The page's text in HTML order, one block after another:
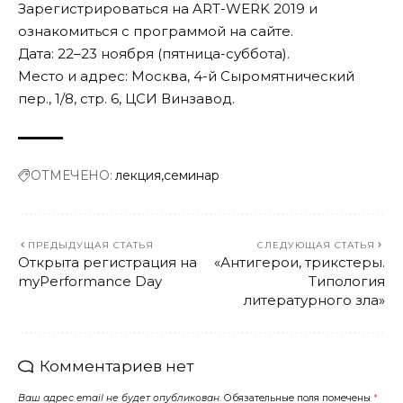
Зарегистрироваться на ART-WERK 2019 и
ознакомиться с программой на сайте.
Дата: 22–23 ноября (пятница-суббота).
Место и адрес: Москва, 4-й Сыромятнический
пер., 1/8, стр. 6, ЦСИ Винзавод.
ОТМЕЧЕНО: лекция семинар
ПРЕДЫДУЩАЯ СТАТЬЯ
Открыта регистрация на
myPerformance Day
СЛЕДУЮЩАЯ СТАТЬЯ
«Антигерои, трикстеры.
Типология
литературного зла»
Комментариев нет
Ваш адрес email не будет опубликован. Обязательные поля помечены *